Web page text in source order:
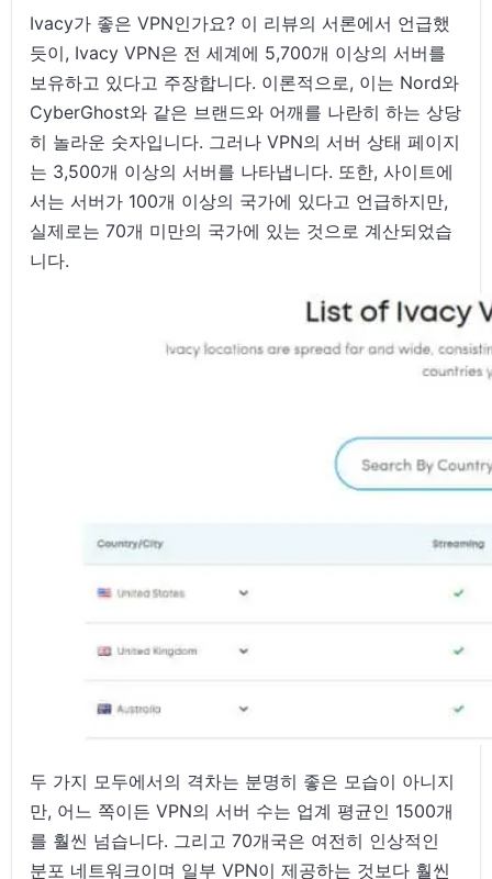
Ivacy가 좋은 VPN인가요? 이 리뷰의 서론에서 언급했
듯이, Ivacy VPN은 전 세계에 5,700개 이상의 서버를
보유하고 있다고 주장합니다. 이론적으로, 이는 Nord와
CyberGhost와 같은 브랜드와 어깨를 나란히 하는 상당
히 놀라운 숫자입니다. 그러나 VPN의 서버 상태 페이지
는 3,500개 이상의 서버를 나타냅니다. 또한, 사이트에
서는 서버가 100개 이상의 국가에 있다고 언급하지만,
실제로는 70개 미만의 국가에 있는 것으로 계산되었습
니다.
두 가지 모두에서의 격차는 분명히 좋은 모습이 아니지
만, 어느 쪽이든 VPN의 서버 수는 업계 평균인 1500개
를 훨씬 넘습니다. 그리고 70개국은 여전히 인상적인
분포 네트워크이며 일부 VPN이 제공하는 것보다 훨씬